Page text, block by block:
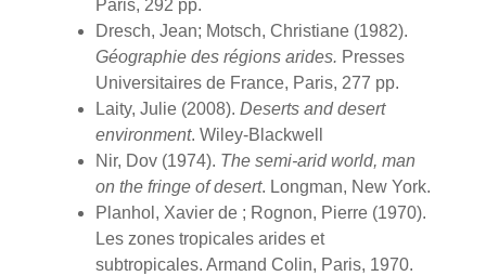
Paris, 292 pp.
Dresch, Jean; Motsch, Christiane (1982).
Géographie des régions arides. Presses
Universitaires de France, Paris, 277 pp.
Laity, Julie (2008). Deserts and desert
environment. Wiley-Blackwell
Nir, Dov (1974). The semi-arid world, man
on the fringe of desert. Longman, New York.
Planhol, Xavier de ; Rognon, Pierre (1970).
Les zones tropicales arides et
subtropicales. Armand Colin, Paris, 1970.